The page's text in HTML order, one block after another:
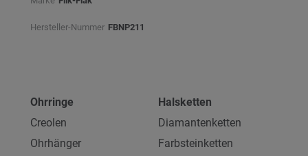
Hersteller-Nummer FBNP211
Ohrringe
Creolen
Ohrhänger
Halsketten
Diamantenketten
Farbsteinketten